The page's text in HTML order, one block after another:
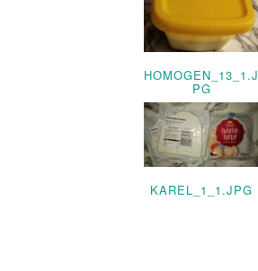
HOMOGEN_13_1.J
PG
KAREL_1_1.JPG